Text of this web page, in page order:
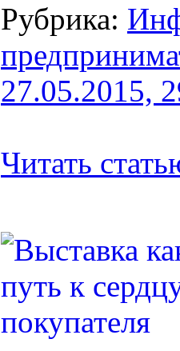
Рубрика:
27.05.2015,
Читать